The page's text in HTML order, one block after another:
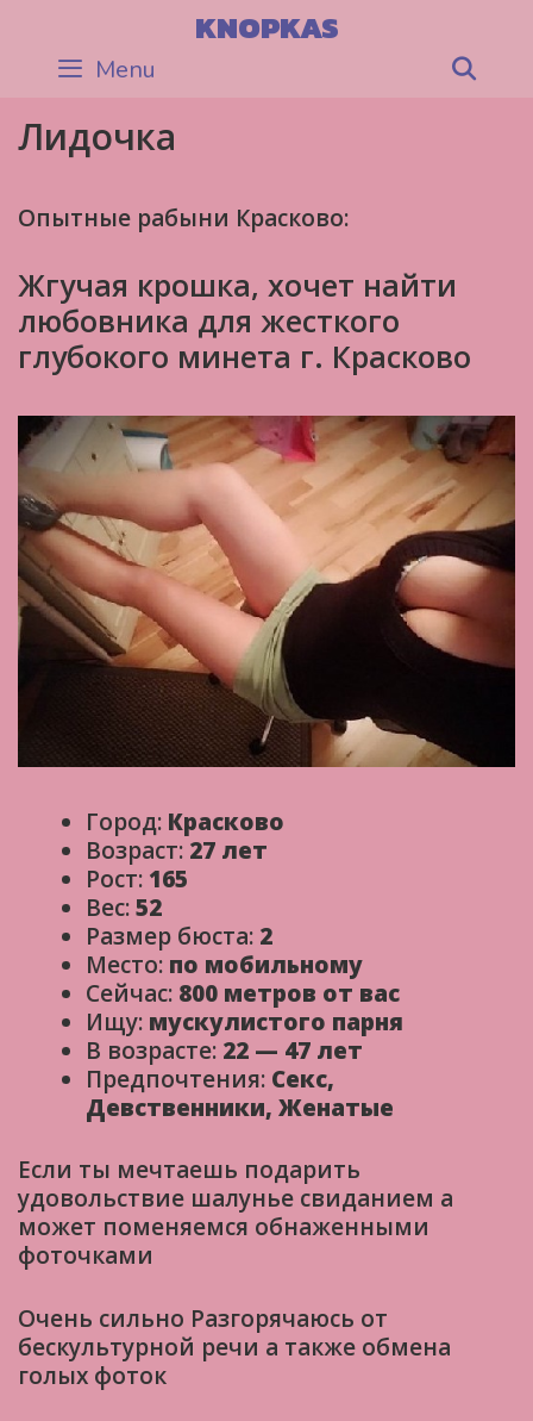
content
KNOPKAS
Menu
Лидочка
Опытные рабыни Красково:
Жгучая крошка, хочет найти
любовника для жесткого
глубокого минета г. Красково
Город: Красково
Возраст: 27 лет
Рост: 165
Вес:52
Размер бюста: 2
Место: по мобильному
Сейчас: 800 метров от вас
Ищу: мускулистого парня
В возрасте: 22 — 47 лет
Предпочтения: Секс,
Девственники, Женатые
Если ты мечтаешь подарить
удовольствие шалунье свиданием а
может поменяемся обнаженными
фоточками
Очень сильно Разгорячаюсь от
бескультурной речи а также обмена
голых фоток